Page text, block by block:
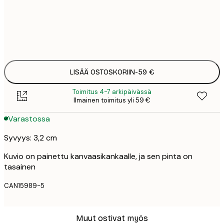
LISÄÄ OSTOSKORIIN-59 €
Toimitus 4-7 arkipäivässä
Ilmainen toimitus yli 59 €
Varastossa
Syvyys: 3,2 cm
Kuvio on painettu kanvaasikankaalle, ja sen pinta on
tasainen
CAN15989-5
Muut ostivat myös